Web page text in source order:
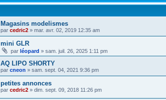
Magasins modelismes
par cedric2 » mar. avr. 02, 2019 12:35 am
mini GLR
par léopard » sam. juil. 26, 2025 1:11 pm
AQ LIPO SHORTY
par cneon » sam. sept. 04, 2021 9:36 pm
petites annonces
par cedric2 » dim. sept. 09, 2018 11:26 pm